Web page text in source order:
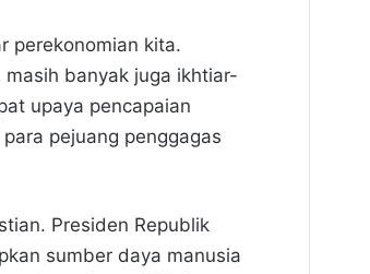
perekonomian kita.
banyak juga ikhtiar-
upaya pencapaian
pejuang penggagas
Presiden Republik
sumber daya manusia